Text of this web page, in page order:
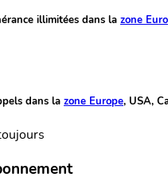
illimitées dans la zone
dans la zone Europe, USA,